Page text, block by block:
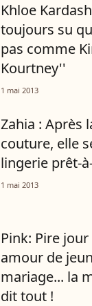
Khloe
toujours su
pas comme
Kourtney''
1 mai 2013
Zahia : Après
couture, elle
lingerie prêt-
1 mai 2013
Pink: Pire jour
amour de
mariage... la
dit tout !